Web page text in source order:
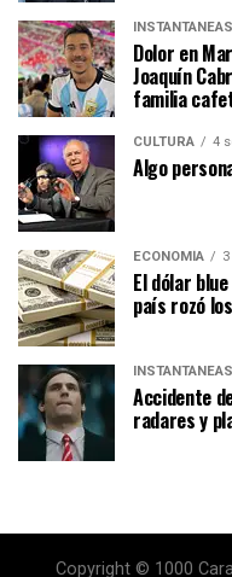
INSTANTÁNEAS
Dolor en
Joaquín
familia
CULTURA 4
Algo
ECONOMÍA
El dólar
país rozó
INSTANTÁNEAS
Accidente
radares y
Copyright © 1000